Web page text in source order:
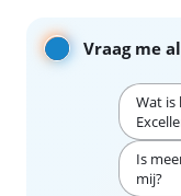
Vraag me
Wat is
Is
mij?